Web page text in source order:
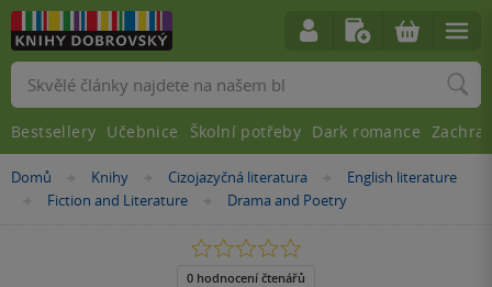
Nacházíte
Domů »Knihy »Cizojazyčná literatura »English literature
»Fiction and Literature »
Drama and Poetry
0.0
5
0 hodnocení čtenářů
Vyhledávání
Bestsellery Učebnice Školní potřeby Dark romance